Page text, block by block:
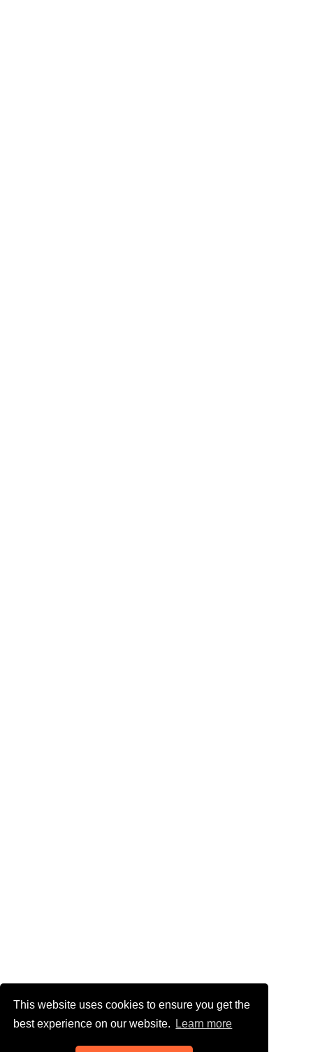
This website uses cookies to ensure you get the
best experience on our website.
Learn more